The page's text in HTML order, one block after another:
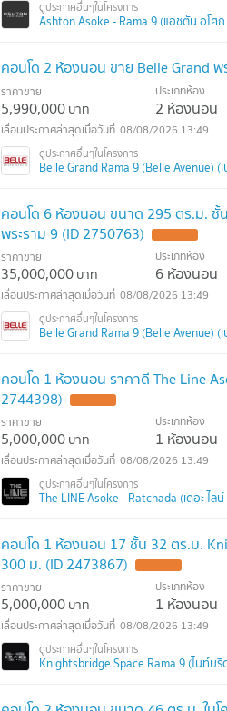
Ashton Asoke - Rama 9 (แอชตัน อโศก
คอนโด 2 ห้องนอน ขาย Belle Grand พ
ราคาขาย
5,990,000บาท
ประเภทห้อง
2 ห้องนอน
08/08/2026 13:49
Belle Grand Rama 9 (Belle Avenue) (
คอนโด 6 ห้องนอน ขนาด 295 ตร.ม. ชั้น
พระราม 9 (ID 2750763)
ราคาขาย
35,000,000บาท
ประเภทห้อง
6 ห้องนอน
08/08/2026 13:49
Belle Grand Rama 9 (Belle Avenue) (
คอนโด 1 ห้องนอน ราคาดี The Line
2744398)
ราคาขาย
5,000,000บาท
ประเภทห้อง
1 ห้องนอน
08/08/2026 13:49
The LINE Asoke - Ratchada (เดอะ ไล
คอนโด 1 ห้องนอน 17 ชั้น 32 ตร.ม.
300 ม. (ID 2473867)
ราคาขาย
5,000,000บาท
ประเภทห้อง
1 ห้องนอน
08/08/2026 13:49
Knightsbridge Space Rama 9 (ไนท์บริ